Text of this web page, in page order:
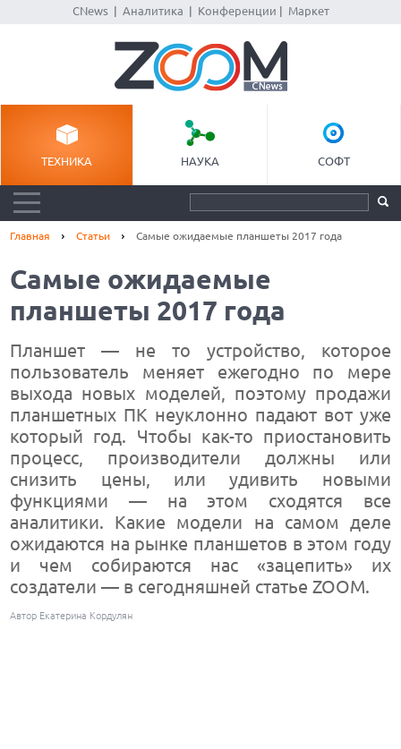
CNews| Аналитика Конференции Маркет
ТЕХНИКА НАУКА СОФТ
Главная Статьи Самые ожидаемые планшеты 2017 года
Самые ожидаемые
планшеты 2017 года
Планшет — не то устройство, которое
пользователь меняет ежегодно по мере
выхода новых моделей, поэтому продажи
планшетных ПК неуклонно падают вот уже
который год. Чтобы как-то приостановить
процесс, производители должны или
снизить цены, или удивить новыми
функциями — на этом сходятся все
аналитики. Какие модели на самом деле
ожидаются на рынке планшетов в этом году
и чем собираются нас «зацепить» их
создатели — в сегодняшней статье ZOOM.
Автор Екатерина Кордулян